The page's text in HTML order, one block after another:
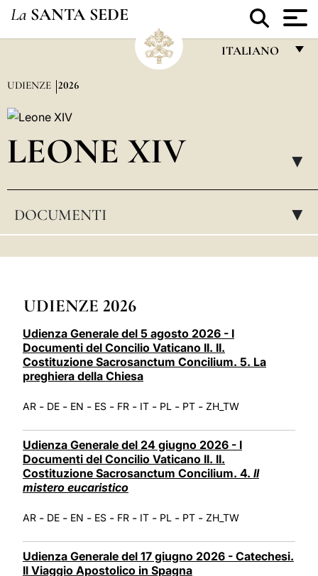
La SANTA SEDE
ITALIANO
ESPAÑOL
LATINE
UDIENZE 2026
LEONE XIV ▸
DOCUMENTI ▸
UDIENZE 2026
Udienza Generale del 5 agosto 2026 - I
Documenti del Concilio Vaticano II. II.
Costituzione Sacrosanctum Concilium. 5. La
preghiera della Chiesa
AR - DE - EN - ES - FR - IT - PL - PT - ZH_TW
Udienza Generale del 24 giugno 2026 - I
Documenti del Concilio Vaticano II. II.
Costituzione Sacrosanctum Concilium. 4. Il
mistero eucaristico
AR - DE - EN - ES - FR - IT - PL - PT - ZH_TW
Udienza Generale del 17 giugno 2026 - Catechesi.
Il Viaggio Apostolico in Spagna